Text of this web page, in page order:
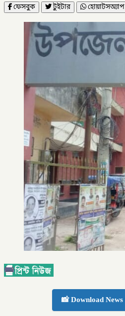
ফেসবুক
টুইটার হোয়াটসঅ্যাপ
📸 Download